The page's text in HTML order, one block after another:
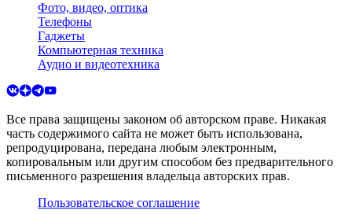
Фото, видео, оптика
Телефоны
Гаджеты
Компьютерная техника
Аудио и видеотехника
Все права защищены законом об авторском праве. Никакая
часть содержимого сайта не может быть использована,
репродуцирована, передана любым электронным,
копировальным или другим способом без предварительного
письменного разрешения владельца авторских прав.
Пользовательское соглашение